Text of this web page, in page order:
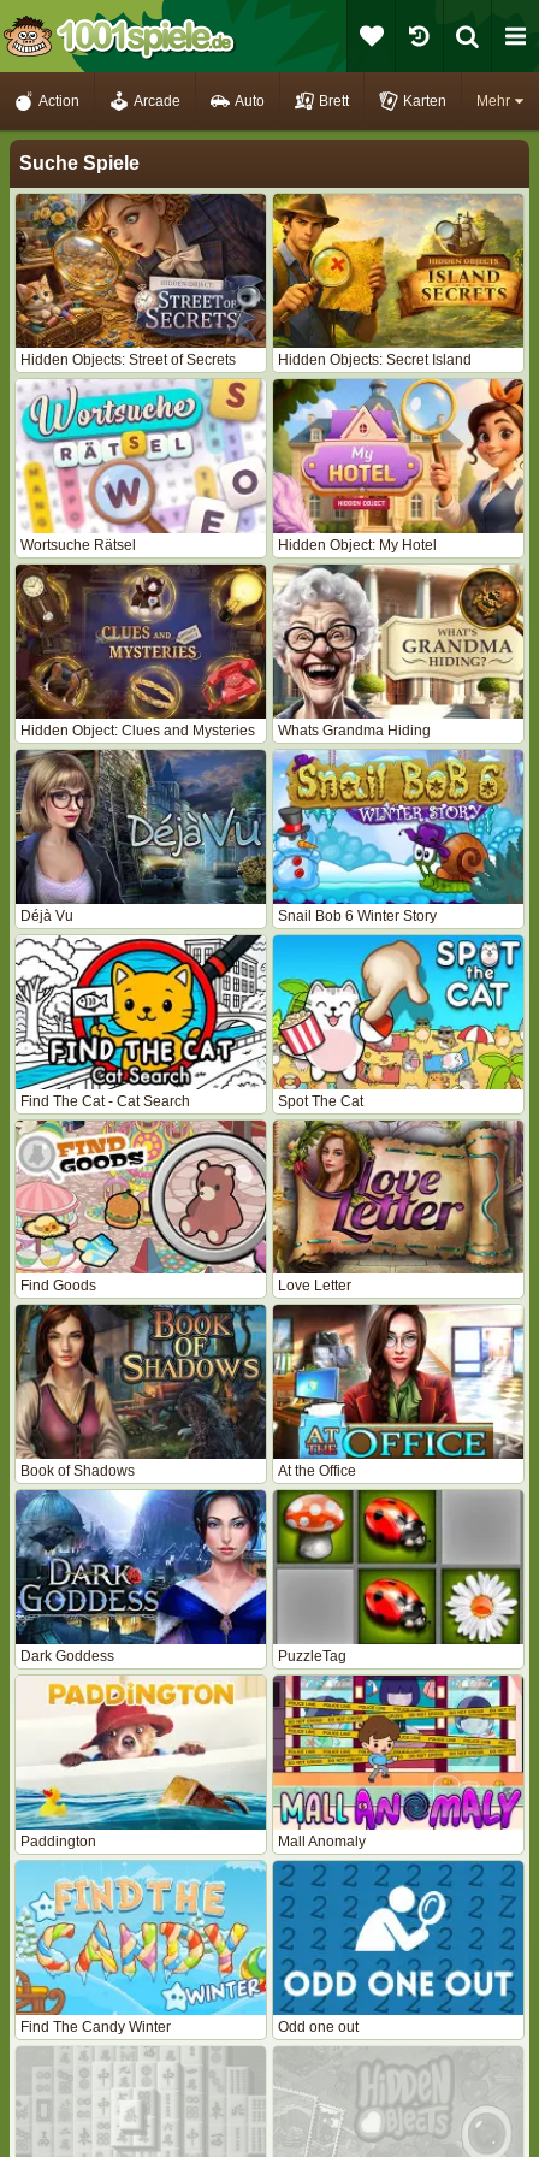
Mehr
Action Arcade Auto Brett Karten
Suche Spiele
Hidden Objects: Street of Secrets Hidden Objects: Secret Island
Wortsuche Rätsel Hidden Object: My Hotel
Hidden Object: Clues and Mysteries Whats Grandma Hiding
Déjà Vu Snail Bob 6 Winter Story
Find The Cat - Cat Search Spot The Cat
Find Goods Love Letter
Book of Shadows At the Office
Dark Goddess PuzzleTag
Paddington Mall Anomaly
Find The Candy Winter Odd one out